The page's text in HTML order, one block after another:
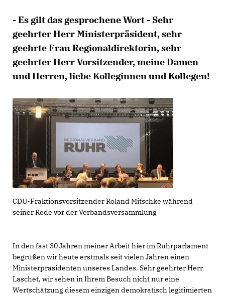
- Es gilt das gesprochene Wort - Sehr
geehrter Herr Ministerpräsident, sehr
geehrte Frau Regionaldirektorin, sehr
geehrter Herr Vorsitzender, meine Damen
und Herren, liebe Kolleginnen und Kollegen!
CDU-Fraktionsvorsitzender Roland Mitschke während
seiner Rede vor der Verbandsversammlung
In den fast 30 Jahren meiner Arbeit hier im Ruhrparlament
begrüßen wir heute erstmals seit vielen Jahren einen
Ministerpräsidenten unseres Landes. Sehr geehrter Herr
Laschet, wir sehen in Ihrem Besuch nicht nur eine
Wertschätzung diesem einzigen demokratisch legitimierten